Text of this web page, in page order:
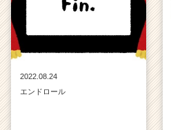
2022.08.24
エンドロール